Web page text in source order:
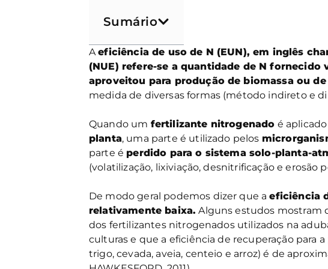
Sumário
Aeficiência de uso de N (EUN), em inglês
(NUE) refere-se a quantidade de N
aproveitou para produção de biomassa ou de
medida de diversas formas (método indireto e
Quando um fertilizante nitrogenado é
planta, uma parte é utilizado pelos
parte é perdido para o sistema solo-planta-
(volatilização, lixiviação, desnitrificação e erosão
De modo geral podemos dizer que aeficiência
relativamente baixa. Alguns estudos mostram
dos fertilizantes nitrogenados utilizados na
culturas e que a eficiência de recuperação para
trigo, cevada, aveia, centeio e arroz) é de